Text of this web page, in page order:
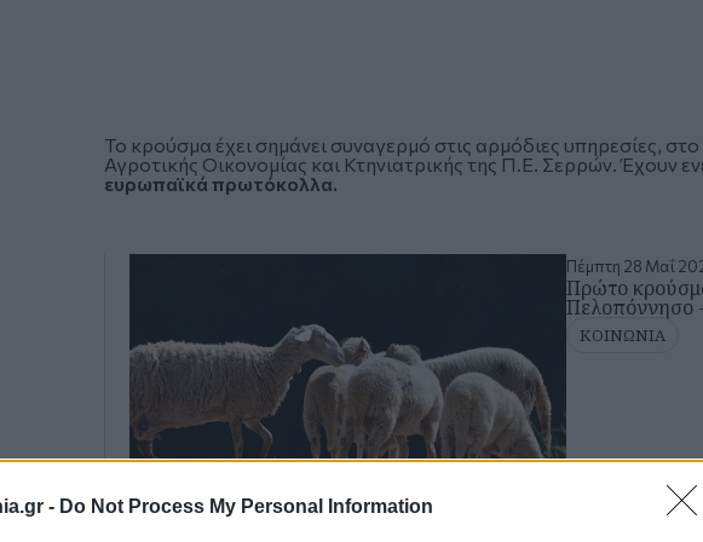
- Do Not Process My Personal Information
Το κρούσμα έχει σημάνει συναγερμό στις αρμόδιες υπηρεσίες,
Αγροτικής Οικονομίας και Κτηνιατρικής της Π.Ε. Σερρών. Έχουν
ευρωπαϊκά πρωτόκολλα.
Πέμπτη 28 Μαΐ
Πρώτο
Πελοπόννησο
ΚΟΙΝΩΝΙΑ